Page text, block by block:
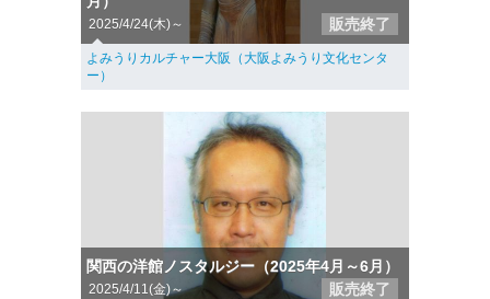
2025/4/24(木)～ 販売終了
よみうりカルチャー大阪（大阪よみうり文化センタ
ー）
関西の洋館ノスタルジー（2025年4月～6月）
2025/4/11(金)～ 販売終了